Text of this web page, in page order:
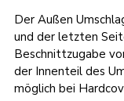
Der Außen
und der letzten
Beschnittzugabe
der Innenteil des
möglich bei